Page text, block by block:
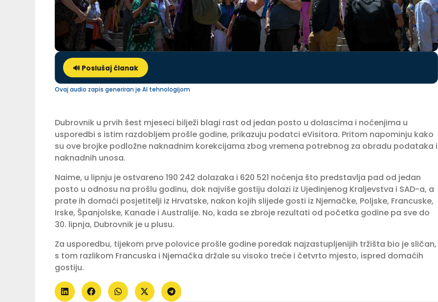
🔊 Poslušaj članak
Ovaj audio zapis generiran je AI tehnologijom
Dubrovnik u prvih šest mjeseci bilježi blagi rast od jedan posto u dolascima i noćenjima u
usporedbi s istim razdobljem prošle godine, prikazuju podatci eVisitora. Pritom napominju kako
su ove brojke podložne naknadnim korekcijama zbog vremena potrebnog za obradu podataka i
naknadnih unosa.
Naime, u lipnju je ostvareno 190 242 dolazaka i 620 521 noćenja što predstavlja pad od jedan
posto u odnosu na prošlu godinu, dok najviše gostiju dolazi iz Ujedinjenog Kraljevstva i SAD-a, a
prate ih domaći posjetitelji iz Hrvatske, nakon kojih slijede gosti iz Njemačke, Poljske, Francuske,
Irske, Španjolske, Kanade i Australije. No, kada se zbroje rezultati od početka godine pa sve do
30. lipnja, Dubrovnik je u plusu.
Za usporedbu, tijekom prve polovice prošle godine poredak najzastupljenijih tržišta bio je sličan,
s tom razlikom Francuska i Njemačka držale su visoko treće i četvrto mjesto, ispred domaćih
gostiju.